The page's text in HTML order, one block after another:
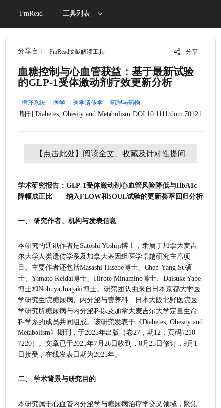
FmRead 工具列表
分享自： FmRead文献解读工具 分享
血糖控制与心血管获益：基于最新试验
的GLP-1受体激动剂疗效更新分析
循环系统 医学 医学遗传学 药理与药物
期刊:Diabetes, Obesity and Metabolism DOI:10.1111/dom.70121
【点击此处】阅读全文、收藏及针对性提问
学术研究报告：GLP-1受体激动剂心血管风险降低与HbA1c
降幅成正比——纳入FLOW和SOUL试验的更新荟萃回归分析
一、 研究作者、机构与发表信息
本研究的通讯作者是Satoshi Yoshiji博士，隶属于加拿大麦吉
尔大学人类遗传学系及加拿大基因组医学卓越研究主席项
目。主要作者还包括Masashi Hasebe博士、Chen-Yang Su硕
士、Yamato Keidai博士、Hiroto Minamino博士、Daisuke Yabe
博士和Nobuya Inagaki博士。研究团队由来自日本京都大学医
学研究生院糖尿病、内分泌与营养科、日本大阪北野医院医
学研究所糖尿病与内分泌科以及加拿大麦吉尔大学定量生命
科学系的成员共同组成。该研究发表于《Diabetes, Obesity and
Metabolism》期刊，于2025年出版（卷27，期12，页码7210-
7220）。文章已于2025年7月26日收到，8月25日修订，9月1
日接受，在线发表日期为2025年。
二、 学术背景与研究目的
本研究属于心血管内分泌学与糖尿病治疗学交叉领域，聚焦